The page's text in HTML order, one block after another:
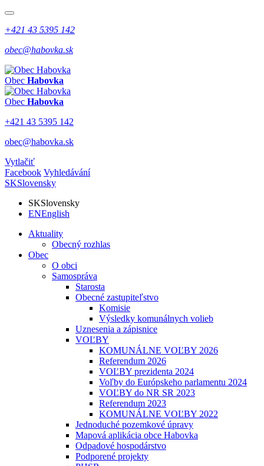
+421 43 5395 142
obec@habovka.sk
Obec Habovka
Obec Habovka
+421 43 5395 142
obec@habovka.sk
Vytlačiť
Facebook Vyhledávání
SKSlovensky
SKSlovensky
ENEnglish
Aktuality
Obecný rozhlas
Obec
O obci
Samospráva
Starosta
Obecné zastupiteľstvo
Komisie
Výsledky komunálnych volieb
Uznesenia a zápisnice
VOĽBY
KOMUNÁLNE VOĽBY 2026
Referendum 2026
VOĽBY prezidenta 2024
Voľby do Európskeho parlamentu 2024
VOĽBY do NR SR 2023
Referendum 2023
KOMUNÁLNE VOĽBY 2022
Jednoduché pozemkové úpravy
Mapová aplikácia obce Habovka
Odpadové hospodárstvo
Podporené projekty